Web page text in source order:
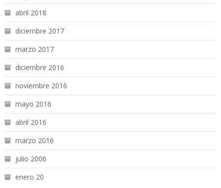
abril 2018
diciembre 2017
marzo 2017
diciembre 2016
noviembre 2016
mayo 2016
abril 2016
marzo 2016
julio 2006
enero 20